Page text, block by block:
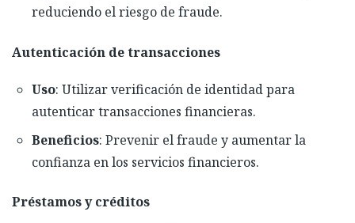
reduciendo el riesgo de fraude.
Autenticación de transacciones
Uso: Utilizar verificación de identidad para
autenticar transacciones financieras.
Beneficios: Prevenir el fraude y aumentar la
confianza en los servicios financieros.
Préstamos y créditos